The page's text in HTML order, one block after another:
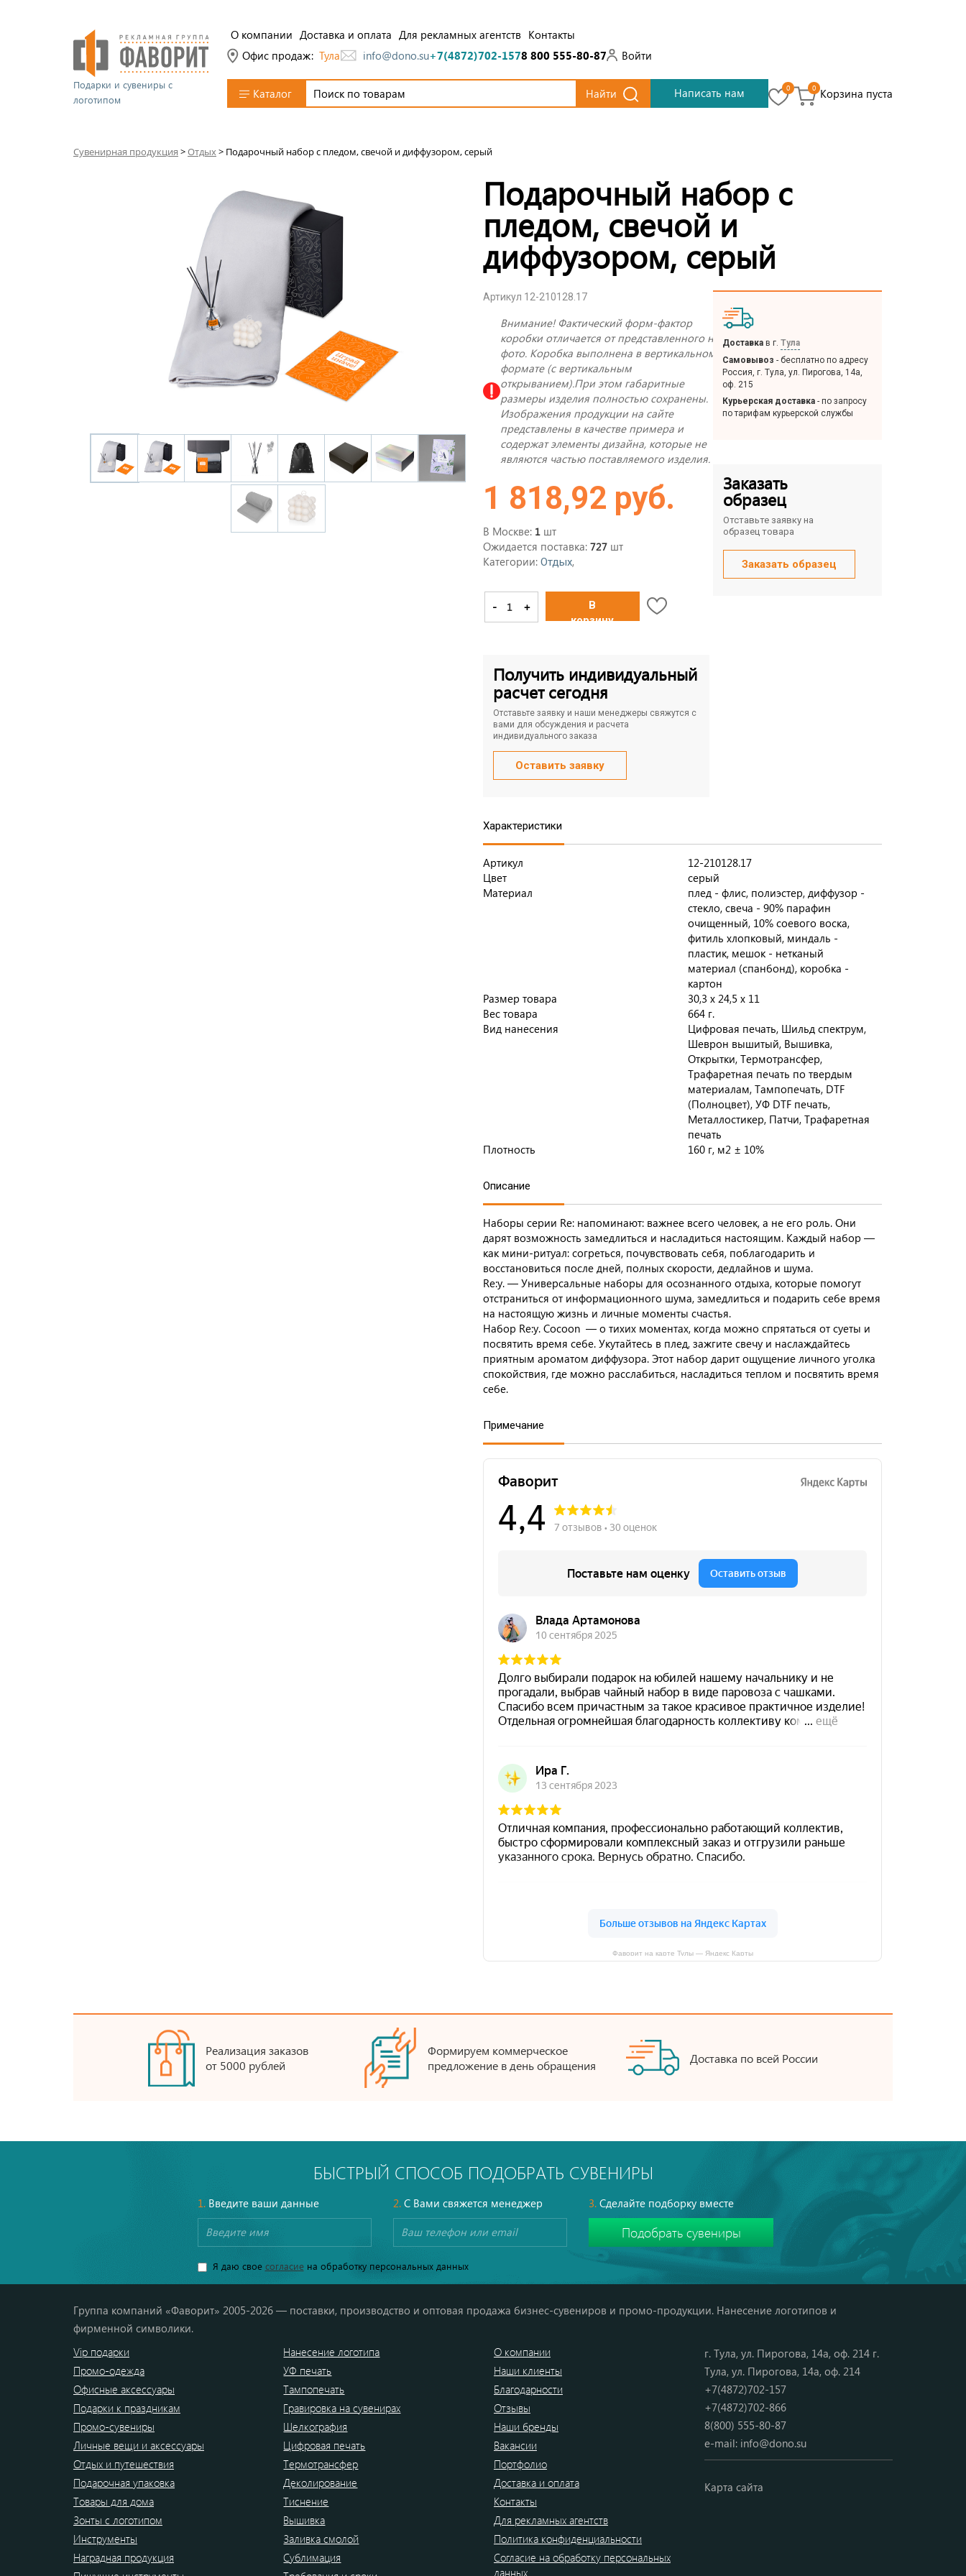
Подарки и сувениры с
логотипом
О компании Доставка и оплата Для рекламных агентств Контакты
Офис продаж: Тула info@dono.su+7(4872)702-1578 800 555-80-87 Войти
Каталог Найти Написать нам 0 0 Корзина пуста
Сувенирная продукция >Отдых> Подарочный набор с пледом, свечой и диффузором, серый
Подарочный набор с
пледом, свечой и
диффузором, серый
Артикул 12-210128.17
Внимание! Фактический форм-фактор
коробки отличается от представленного на
фото. Коробка выполнена в вертикальном
формате (с вертикальным
открыванием).При этом габаритные
размеры изделия полностью сохранены.
Изображения продукции на сайте
представлены в качестве примера и
содержат элементы дизайна, которые не
являются частью поставляемого изделия.
1 818,92 руб.
В Москве: 1 шт
Ожидается поставка: 727 шт
Категории: Отдых,
- +
В
корзину
Получить индивидуальный
расчет сегодня
Отставьте заявку и наши менеджеры свяжутся с
вами для обсуждения и расчета
индивидуального заказа
Оставить заявку
Доставка в г. Тула
Самовывоз - бесплатно по адресу
Россия, г. Тула, ул. Пирогова, 14а,
оф. 215
Курьерская доставка - по запросу
по тарифам курьерской службы
Заказать
образец
Отставьте заявку на
образец товара
Заказать образец
Характеристики
Артикул
12-210128.17
Цвет
серый
Материал
плед - флис, полиэстер, диффузор -
стекло, свеча - 90% парафин
очищенный, 10% соевого воска,
фитиль хлопковый, миндаль -
пластик, мешок - нетканый
материал (спанбонд), коробка -
картон
Размер товара
30,3 х 24,5 х 11
Вес товара
664 г.
Вид нанесения
Цифровая печать, Шильд спектрум,
Шеврон вышитый, Вышивка,
Открытки, Термотрансфер,
Трафаретная печать по твердым
материалам, Тампопечать, DTF
(Полноцвет), УФ DTF печать,
Металлостикер, Патчи, Трафаретная
печать
Плотность
160 г, м2 ± 10%
Описание
Наборы серии Re: напоминают: важнее всего человек, а не его роль. Они
дарят возможность замедлиться и насладиться настоящим. Каждый набор —
как мини-ритуал: согреться, почувствовать себя, поблагодарить и
восстановиться после дней, полных скорости, дедлайнов и шума.
Re:y. — Универсальные наборы для осознанного отдыха, которые помогут
отстраниться от информационного шума, замедлиться и подарить себе время
на настоящую жизнь и личные моменты счастья.
Набор Re:y. Cocoon — о тихих моментах, когда можно спрятаться от суеты и
посвятить время себе. Укутайтесь в плед, зажгите свечу и наслаждайтесь
приятным ароматом диффузора. Этот набор дарит ощущение личного уголка
спокойствия, где можно расслабиться, насладиться теплом и посвятить время
себе.
Примечание
Фаворит на карте Тулы — Яндекс Карты
Реализация заказов
от 5000 рублей
Формируем коммерческое
предложение в день обращения
Доставка по всей России
БЫСТРЫЙ СПОСОБ ПОДОБРАТЬ СУВЕНИРЫ
1.Введите ваши данные 2.С Вами свяжется менеджер 3. Сделайте подборку вместе
Я даю свое согласиена обработку персональных данных
Группа компаний «Фаворит» 2005-2026 — поставки, производство и оптовая продажа бизнес-сувениров и промо-продукции. Нанесение логотипов и
фирменной символики.
Vip подарки
Промо-одежда
Офисные аксессуары
Подарки к праздникам
Промо-сувениры
Личные вещи и аксессуары
Отдых и путешествия
Подарочная упаковка
Товары для дома
Зонты с логотипом
Инструменты
Наградная продукция
Нанесение логотипа
УФ печать
Тампопечать
Гравировка на сувенирах
Шелкография
Цифровая печать
Термотрансфер
Деколирование
Тиснение
Вышивка
Заливка смолой
Сублимация
О компании
Наши клиенты
Благодарности
Отзывы
Наши бренды
Вакансии
Портфолио
Доставка и оплата
Контакты
Для рекламных агентств
Политика конфиденциальности
Согласие на обработку персональных
данных
г. Тула, ул. Пирогова, 14а, оф. 214 г.
Тула, ул. Пирогова, 14а, оф. 214
+7(4872)702-157
+7(4872)702-866
8(800) 555-80-87
e-mail: info@dono.su
Карта сайта